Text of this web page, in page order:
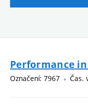
Performance
Označení: 7967 Čas.